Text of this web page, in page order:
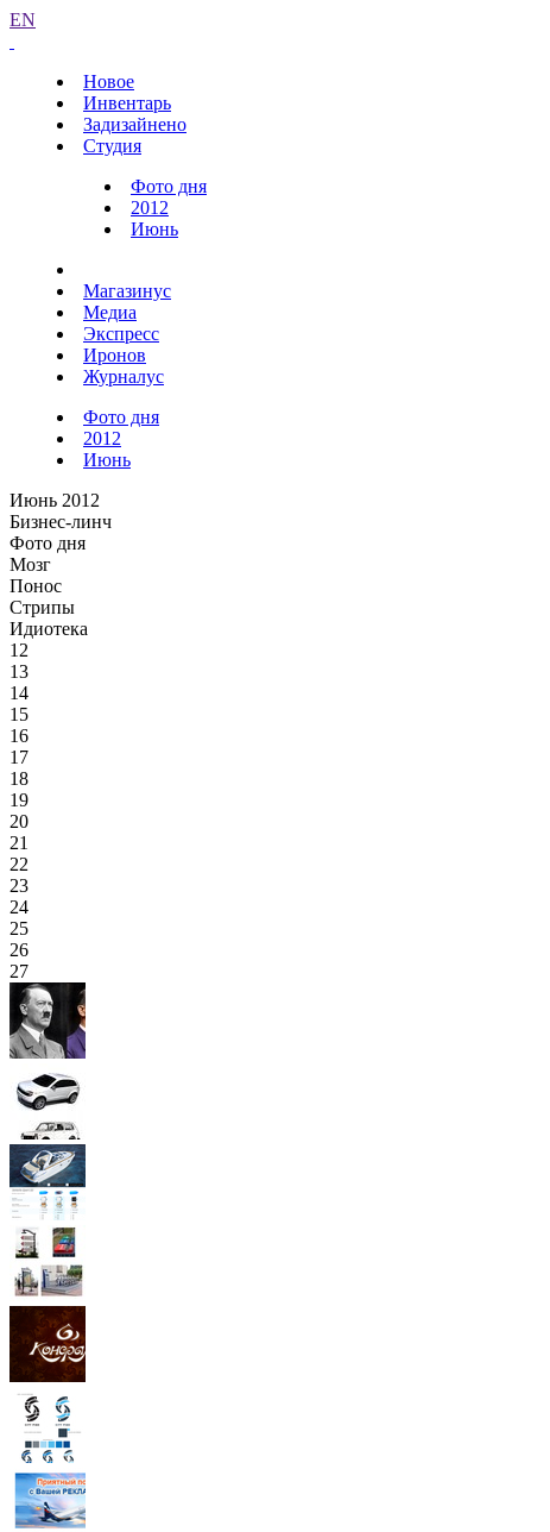
EN
Новое
Инвентарь
Задизайнено
Студия
Фото дня
2012
Июнь
Магазинус
Медиа
Экспресс
Иронов
Журналус
Фото дня
2012
Июнь
Июнь 2012
Бизнес-линч
Фото дня
Мозг
Понос
Стрипы
Идиотека
12
13
14
15
16
17
18
19
20
21
22
23
24
25
26
27